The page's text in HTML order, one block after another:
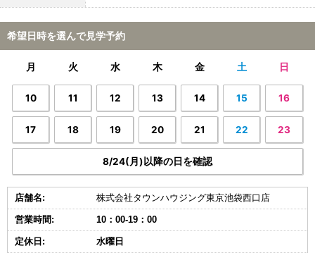
希望日時を選んで見学予約
月 火 水 木 金 土 日
10 11 12 13 14 15 16
17 18 19 20 21 22 23
8/24(月)以降の日を確認
店舗名: 株式会社タウンハウジング東京池袋西口店
営業時間: 10：00-19：00
定休日: 水曜日